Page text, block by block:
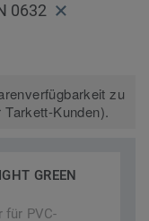
0632
zu
Kunden).
GREEN
für PVC-